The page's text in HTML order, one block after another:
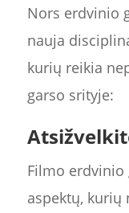
Nors erdvinio
nauja
kurių reikia
garso srityje:
Filmo erdvinio
aspektų, kurių